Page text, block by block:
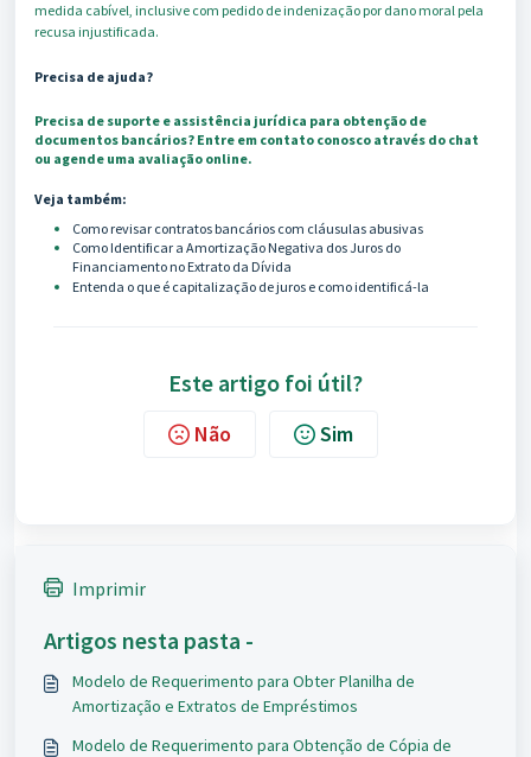
medida cabível, inclusive com pedido de indenização por dano moral pela
recusa injustificada.
Precisa de ajuda?
Precisa de suporte e assistência jurídica para obtenção de
documentos bancários? Entre em contato conosco através do chat
ou agende uma avaliação online.
Veja também:
Como revisar contratos bancários com cláusulas abusivas
Como Identificar a Amortização Negativa dos Juros do
Financiamento no Extrato da Dívida
Entenda o que é capitalização de juros e como identificá-la
Este artigo foi útil?
Não Sim
Imprimir
Artigos nesta pasta -
Modelo de Requerimento para Obter Planilha de
Amortização e Extratos de Empréstimos
Modelo de Requerimento para Obtenção de Cópia de